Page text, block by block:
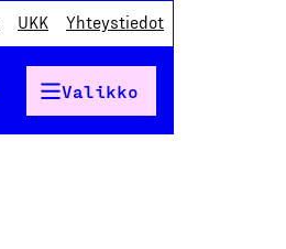
UKK Yhteystiedot
Valikko